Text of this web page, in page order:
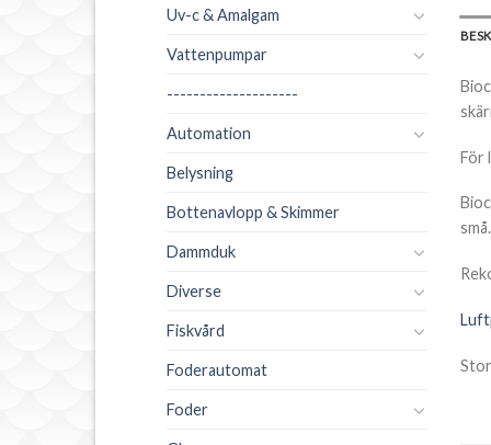
Uv-c & Amalgam
Vattenpumpar
--------------------
Automation
Belysning
Bottenavlopp & Skimmer
Dammduk
Diverse
Fiskvård
Foderautomat
Foder
För